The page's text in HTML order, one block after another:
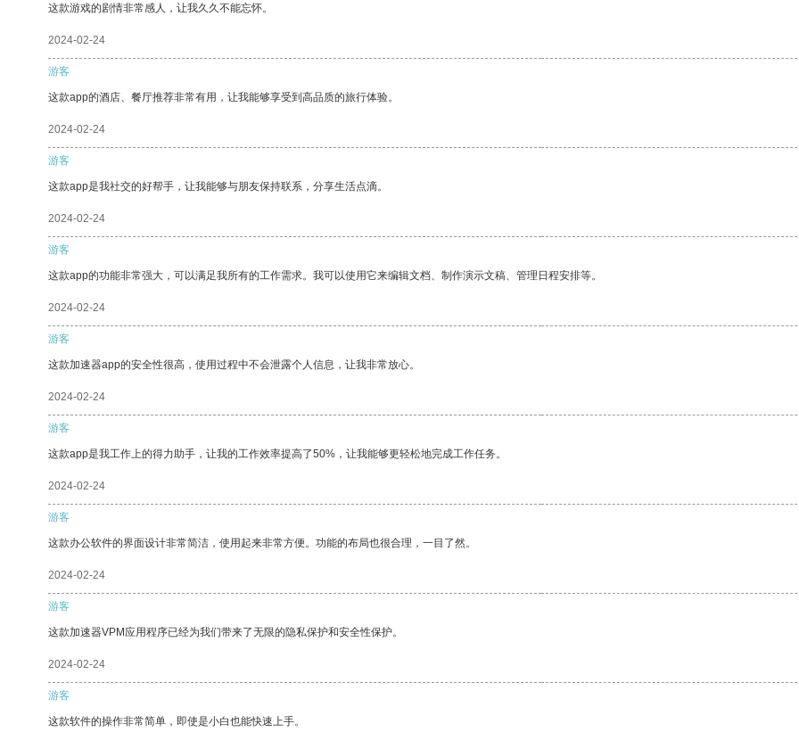
这款游戏的剧情非常感人，让我久久不能忘怀。
2024-02-24
游客
这款app的酒店、餐厅推荐非常有用，让我能够享受到高品质的旅行体验。
2024-02-24
游客
这款app是我社交的好帮手，让我能够与朋友保持联系，分享生活点滴。
2024-02-24
游客
这款app的功能非常强大，可以满足我所有的工作需求。我可以使用它来编辑文档、制作演示文稿、管理日程安排等。
2024-02-24
游客
这款加速器app的安全性很高，使用过程中不会泄露个人信息，让我非常放心。
2024-02-24
游客
这款app是我工作上的得力助手，让我的工作效率提高了50%，让我能够更轻松地完成工作任务。
2024-02-24
游客
这款办公软件的界面设计非常简洁，使用起来非常方便。功能的布局也很合理，一目了然。
2024-02-24
游客
这款加速器VPM应用程序已经为我们带来了无限的隐私保护和安全性保护。
2024-02-24
游客
这款软件的操作非常简单，即使是小白也能快速上手。